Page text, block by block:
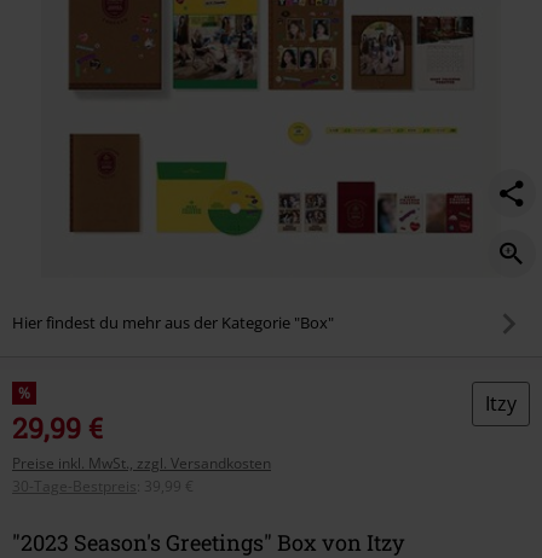
Hier findest du mehr aus der Kategorie "Box"
%
29,99 €
Preise inkl. MwSt., zzgl. Versandkosten
30-Tage-Bestpreis
39,99 €
Itzy
"2023 Season's Greetings" Box von Itzy